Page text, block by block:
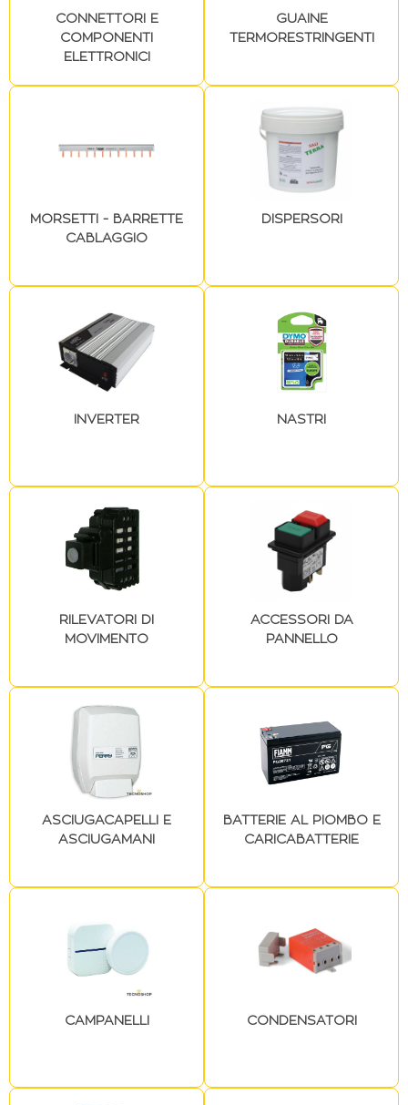
CONNETTORI E
COMPONENTI
ELETTRONICI
GUAINE
TERMORESTRINGENTI
MORSETTI - BARRETTE
CABLAGGIO
DISPERSORI
INVERTER NASTRI
RILEVATORI DI
MOVIMENTO
ACCESSORI DA
PANNELLO
ASCIUGACAPELLI E
ASCIUGAMANI
BATTERIE AL PIOMBO E
CARICABATTERIE
CAMPANELLI CONDENSATORI